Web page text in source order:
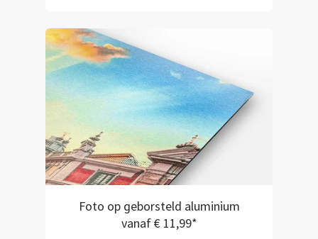
Foto op geborsteld aluminium
vanaf € 11,99*